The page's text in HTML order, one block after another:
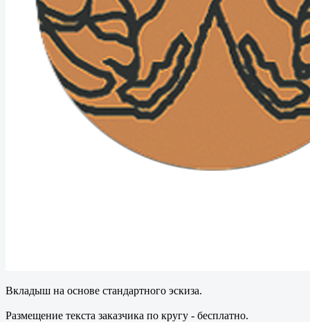
Вкладыш на основе стандартного эскиза.
Размещение текста заказчика по кругу - бесплатно.